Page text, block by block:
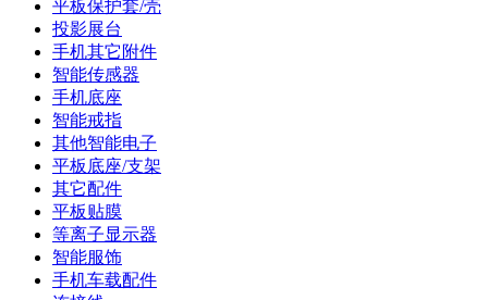
平板保护套/壳
投影展台
手机其它附件
智能传感器
手机底座
智能戒指
其他智能电子
平板底座/支架
其它配件
平板贴膜
等离子显示器
智能服饰
手机车载配件